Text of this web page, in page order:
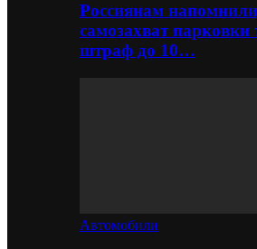
Россиянам
самозахват парковки
штраф до 10…
Автомобили